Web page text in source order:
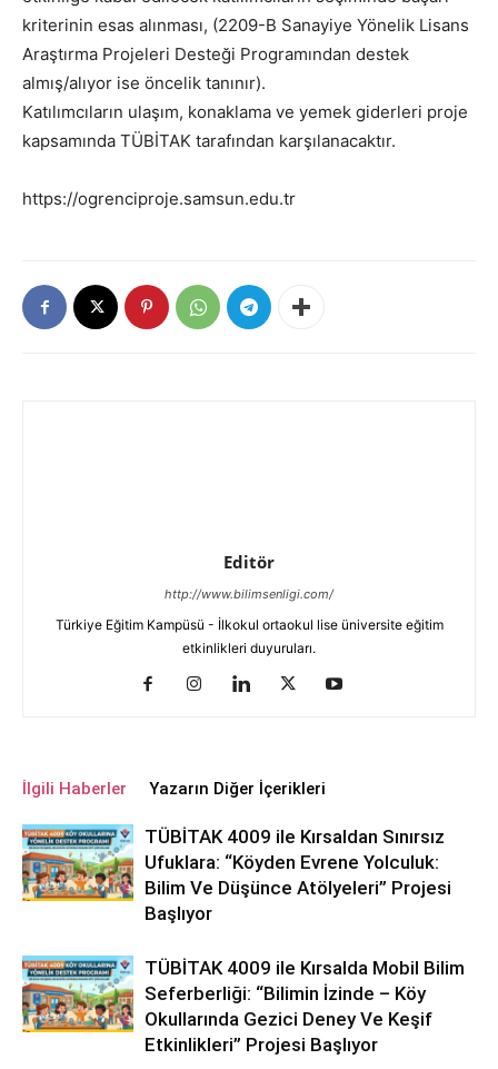
kriterinin esas alınması, (2209-B Sanayiye Yönelik Lisans
Araştırma Projeleri Desteği Programından destek
almış/alıyor ise öncelik tanınır).
Katılımcıların ulaşım, konaklama ve yemek giderleri proje
kapsamında TÜBİTAK tarafından karşılanacaktır.
https://ogrenciproje.samsun.edu.tr
Editör
http://www.bilimsenligi.com/
Türkiye Eğitim Kampüsü - İlkokul ortaokul lise üniversite eğitim
etkinlikleri duyuruları.
İlgili Haberler Yazarın Diğer İçerikleri
TÜBİTAK 4009 ile Kırsaldan Sınırsız
Ufuklara: “Köyden Evrene Yolculuk:
Bilim Ve Düşünce Atölyeleri” Projesi
Başlıyor
TÜBİTAK 4009 ile Kırsalda Mobil Bilim
Seferberliği: “Bilimin İzinde – Köy
Okullarında Gezici Deney Ve Keşif
Etkinlikleri” Projesi Başlıyor